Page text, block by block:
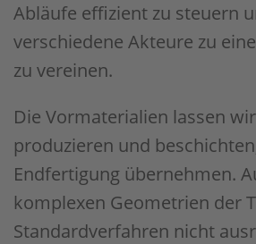
Abläufe effizient zu steuern
verschiedene Akteure zu
zu vereinen.
Die Vormaterialien lassen
produzieren und
Endfertigung übernehmen.
komplexen Geometrien der
Standardverfahren nicht